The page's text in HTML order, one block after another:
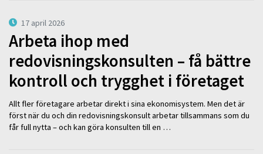
17 april 2026
Arbeta ihop med
redovisningskonsulten – få bättre
kontroll och trygghet i företaget
Allt fler företagare arbetar direkt i sina ekonomisystem. Men det är
först när du och din redovisningskonsult arbetar tillsammans som du
får full nytta – och kan göra konsulten till en …